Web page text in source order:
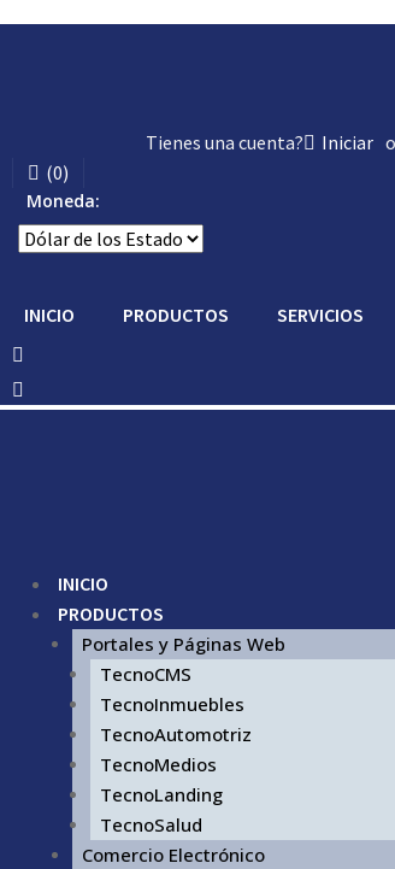
Tienes una cuenta? Iniciar o
(0)
Moneda:
INICIO PRODUCTOS SERVICIOS
INICIO
PRODUCTOS
Portales y Páginas Web
TecnoCMS
TecnoInmuebles
TecnoAutomotriz
TecnoMedios
TecnoLanding
TecnoSalud
Comercio Electrónico